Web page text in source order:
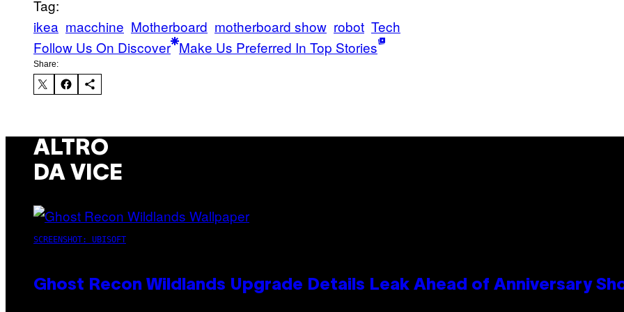
Tag:
ikea macchine Motherboard motherboard show robot Tech
Follow Us On Discover Make Us Preferred In Top Stories
Share:
ALTRO
DA VICE
SCREENSHOT: UBISOFT
Ghost Recon Wildlands Upgrade Details Leak Ahead of Anniversary